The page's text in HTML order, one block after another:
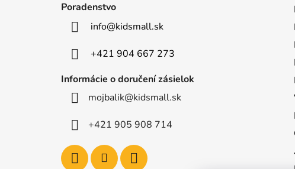
Poradenstvo
info@kidsmall.sk
+421 904 667 273
Informácie o doručení zásielok
mojbalik@kidsmall.sk
+421 905 908 714